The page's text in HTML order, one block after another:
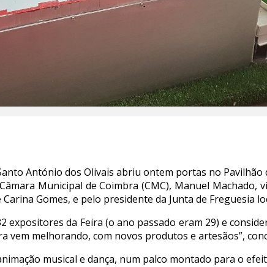
António dos Olivais abriu ontem portas no
Municipal de Coimbra (CMC), Manuel Machado,
Gomes, e pelo presidente da Junta de Freguesia
expositores da Feira (o ano passado eram 29) e
vem melhorando, com novos produtos e artesãos”,
musical e dança, num palco montado para o